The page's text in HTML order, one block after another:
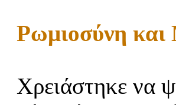
Ρωμιοσύνη
Χρειάστηκε να